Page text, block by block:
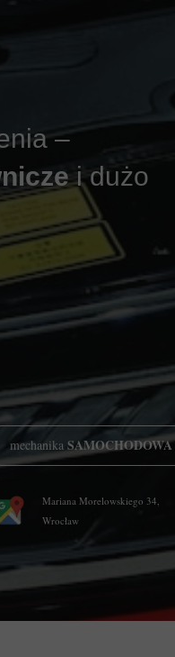
Mariana Morelowskiego 34,
Wrocław
mechanika SAMOCHODOWA
–
i dużo
po 16:00